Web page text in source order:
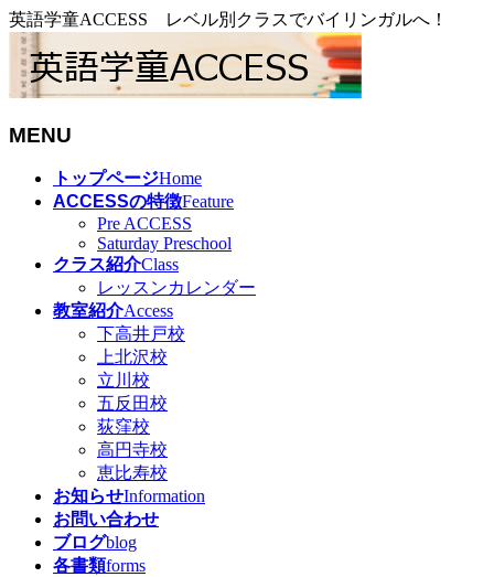
英語学童ACCESS レベル別クラスでバイリンガルへ！
MENU
トップページHome
ACCESSの特徴Feature
Pre ACCESS
Saturday Preschool
クラス紹介Class
レッスンカレンダー
教室紹介Access
下高井戸校
上北沢校
立川校
五反田校
荻窪校
高円寺校
恵比寿校
お知らせInformation
お問い合わせ
ブログblog
各書類forms